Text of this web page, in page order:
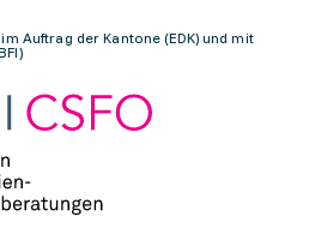
Auftrag der Kantone (EDK) und mit